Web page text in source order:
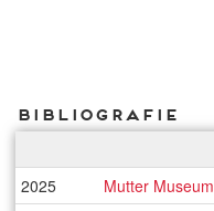
Bibliografie
2025 Mutter Museum